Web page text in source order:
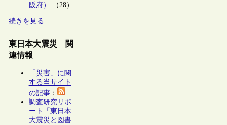
阪府）
（28）
続きを見る
東日本大震災 関
連情報
「災害」に関
する当サイト
の記事：
調査研究リポ
ート「東日本
大震災と図書